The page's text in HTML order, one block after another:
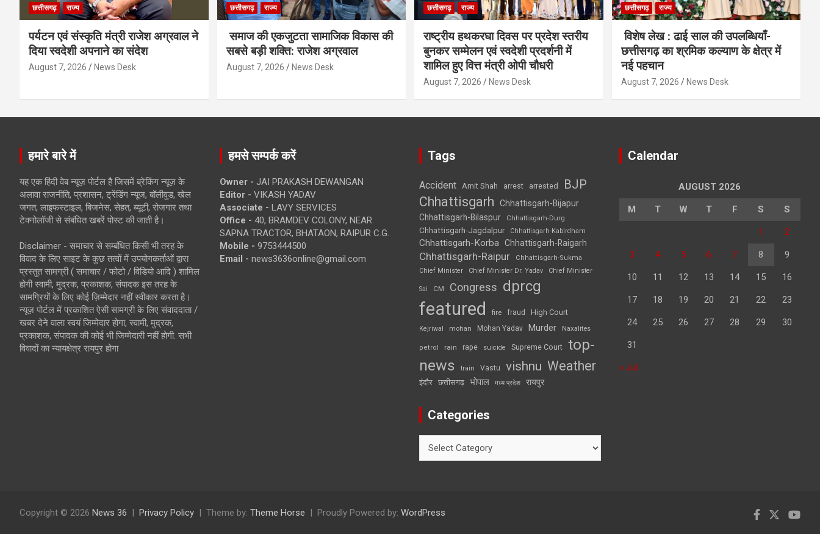
छत्तीसगढ़ राज्य
पर्यटन एवं संस्कृति मंत्री राजेश अग्रवाल ने
दिया स्वदेशी अपनाने का संदेश
August 7, 2026 News Desk
छत्तीसगढ़ राज्य
समाज की एकजुटता सामाजिक विकास की
सबसे बड़ी शक्ति: राजेश अग्रवाल
August 7, 2026 News Desk
छत्तीसगढ़ राज्य
राष्ट्रीय हथकरघा दिवस पर प्रदेश स्तरीय
बुनकर सम्मेलन एवं स्वदेशी प्रदर्शनी में
शामिल हुए वित्त मंत्री ओपी चौधरी
August 7, 2026 News Desk
छत्तीसगढ़ राज्य
विशेष लेख : ढाई साल की उपलब्धियाँ-
छत्तीसगढ़ का श्रमिक कल्याण के क्षेत्र में
नई पहचान
August 7, 2026 News Desk
हमारे बारे में
यह एक हिंदी वेब न्यूज़ पोर्टल है जिसमें ब्रेकिंग न्यूज़ के
अलावा राजनीति, प्रशासन, ट्रेंडिंग न्यूज, बॉलीवुड, खेल
जगत, लाइफस्टाइल, बिजनेस, सेहत, ब्यूटी, रोजगार तथा
टेक्नोलॉजी से संबंधित खबरें पोस्ट की जाती है।
Disclaimer - समाचार से सम्बंधित किसी भी तरह के
विवाद के लिए साइट के कुछ तत्वों में उपयोगकर्ताओं द्वारा
प्रस्तुत सामग्री ( समाचार / फोटो / विडियो आदि ) शामिल
होगी स्वामी, मुद्रक, प्रकाशक, संपादक इस तरह के
सामग्रियों के लिए कोई ज़िम्मेदार नहीं स्वीकार करता है।
न्यूज़ पोर्टल में प्रकाशित ऐसी सामग्री के लिए संवाददाता /
खबर देने वाला स्वयं जिम्मेदार होगा, स्वामी, मुद्रक,
प्रकाशक, संपादक की कोई भी जिम्मेदारी नहीं होगी. सभी
विवादों का न्यायक्षेत्र रायपुर होगा
हमसे सम्पर्क करें
Owner - JAI PRAKASH DEWANGAN
Editor - VIKASH YADAV
Associate - LAVY SERVICES
Office - 40, BRAMDEV COLONY, NEAR
SAPNA TRACTOR, BHATAON, RAIPUR C.G.
Mobile - 9753444500
Email - news3636online@gmail.com
Tags
Accident Amit Shah arrest arrested BJP
Chhattisgarh
Chhattisgarh-Bijapur
Chhattisgarh-Bilaspur
Chhattisgarh-Durg
Chhattisgarh-Jagdalpur Chhattisgarh-Kabirdham
Chhattisgarh-Korba Chhattisgarh-Raigarh
Chhattisgarh-Raipur
Chhattisgarh-Sukma
Chief Minister
Chief Minister Dr. Yadav Chief Minister
Sai CM Congress dprcg
featured fire fraud High Court
Kejriwal mohan Mohan Yadav Murder Naxalites
petrol rain rape suicide Supreme Court top-
news
train Vastu vishnu Weather
इंदौर छत्तीसगढ़ भोपाल मध्य प्रदेश रायपुर
Categories
Calendar
AUGUST 2026
M T W T F S S
1 2
3 4 5 6 7 8 9
10 11 12 13 14 15 16
17 18 19 20 21 22 23
24 25 26 27 28 29 30
31
« Jul
Copyright © 2026 News 36 Privacy Policy Theme by: Theme Horse Proudly Powered by: WordPress